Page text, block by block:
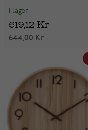
I lager
644,00 Kr
519,12 Kr